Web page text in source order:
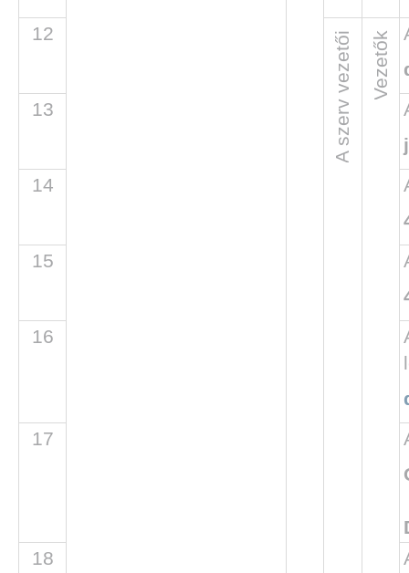
12 A szerv vezetői Vezetők
13
14
15
16
17
18